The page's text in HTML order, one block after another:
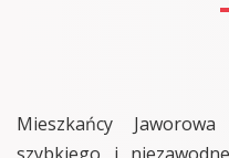
Mieszkańcy